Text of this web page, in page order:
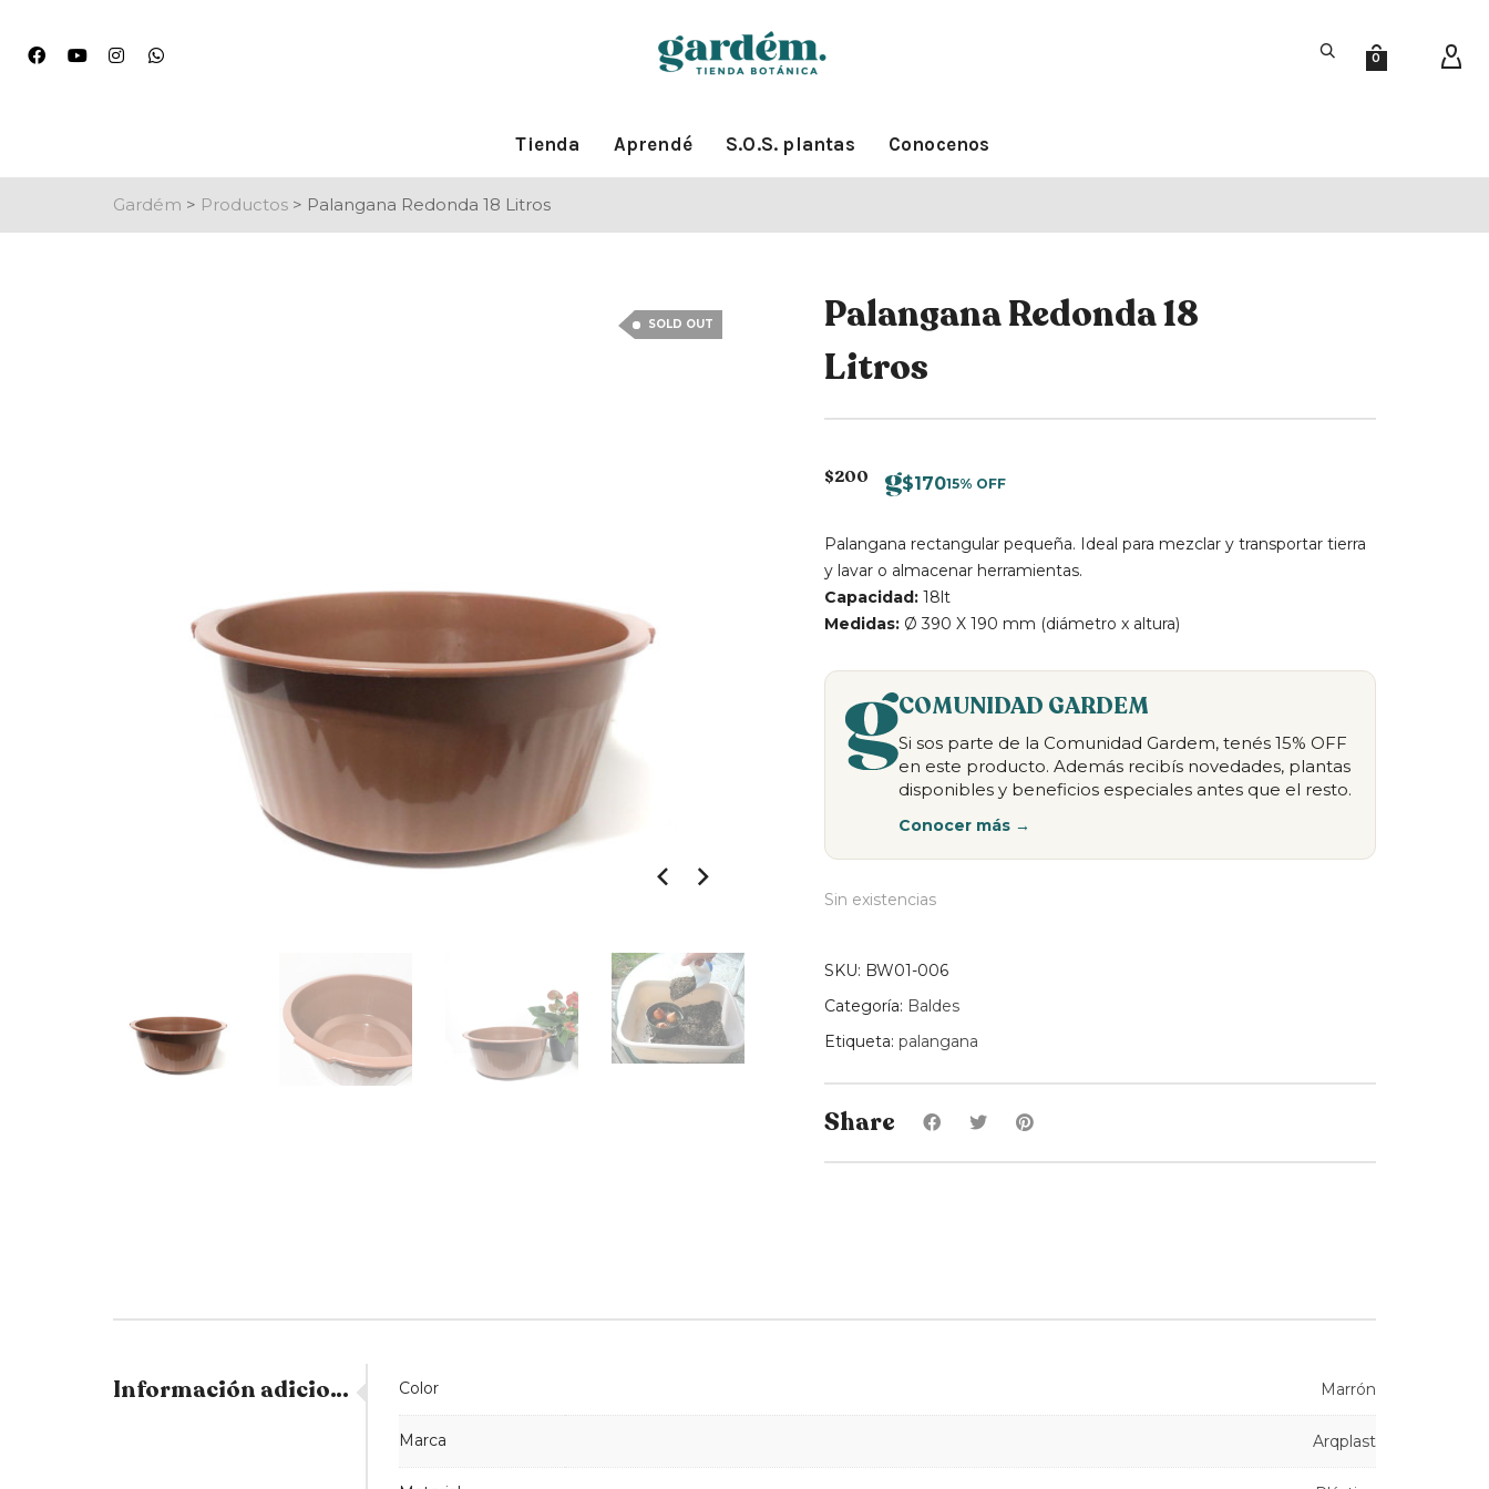
0
Tienda Aprendé S.O.S. plantas Conocenos
Gardém > Productos > Palangana Redonda 18 Litros
SOLD OUT
Palangana Redonda 18
Litros
$200 $17015% OFF
Palangana rectangular pequeña. Ideal para mezclar y transportar tierra
y lavar o almacenar herramientas.
Capacidad: 18lt
Medidas: Ø 390 X 190 mm (diámetro x altura)
COMUNIDAD GARDEM
Si sos parte de la Comunidad Gardem, tenés 15% OFF
en este producto. Además recibís novedades, plantas
disponibles y beneficios especiales antes que el resto.
Conocer más →
Sin existencias
SKU: BW01-006
Categoría: Baldes
Etiqueta: palangana
Share
Información adicional Color Marrón
Marca Arqplast